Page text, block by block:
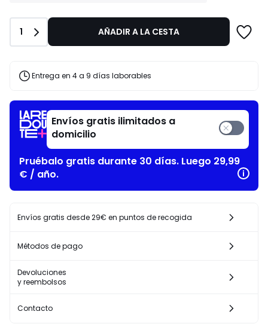
€
23%
descuento
Cantidad
1 AÑADIR A LA CESTA
Entrega en 4 a 9 días laborables
Envíos gratis ilimitados a
domicilio
Pruébalo gratis durante 30 días. Luego 29,99
€ / año.
Envíos gratis desde 29€ en puntos de recogida
Métodos de pago
Devoluciones
y reembolsos
Contacto